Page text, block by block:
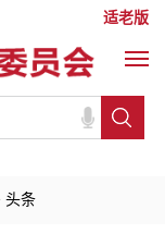
适老版
头条